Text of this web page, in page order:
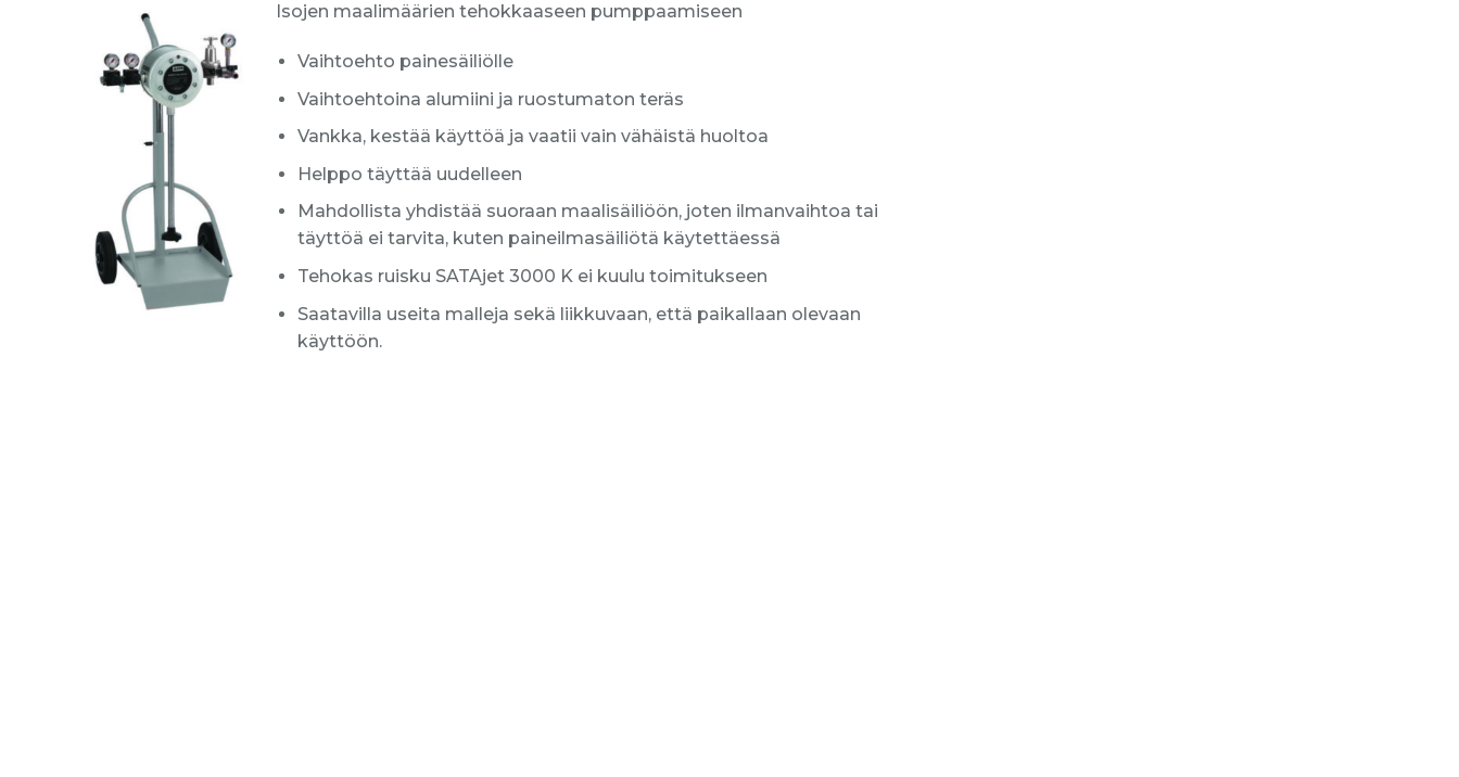
Isojen maalimäärien tehokkaaseen pumppaamiseen
Vaihtoehto painesäiliölle
Vaihtoehtoina alumiini ja ruostumaton teräs
Vankka, kestää käyttöä ja vaatii vain vähäistä huoltoa
Helppo täyttää uudelleen
Mahdollista yhdistää suoraan maalisäiliöön, joten ilmanvaihtoa tai
täyttöä ei tarvita, kuten paineilmasäiliötä käytettäessä
Tehokas ruisku SATAjet 3000 K ei kuulu toimitukseen
Saatavilla useita malleja sekä liikkuvaan, että paikallaan olevaan
käyttöön.